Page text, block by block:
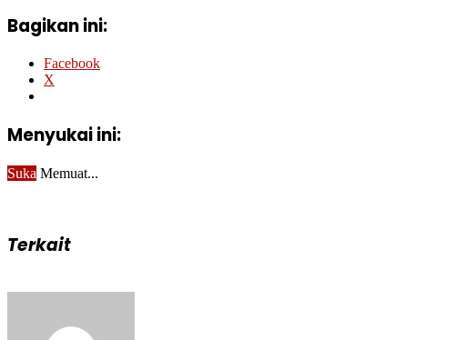
Bagikan ini:
Facebook
X
Menyukai ini:
Suka Memuat...
Terkait